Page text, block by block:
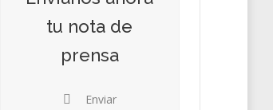
tu nota de
prensa
Enviar